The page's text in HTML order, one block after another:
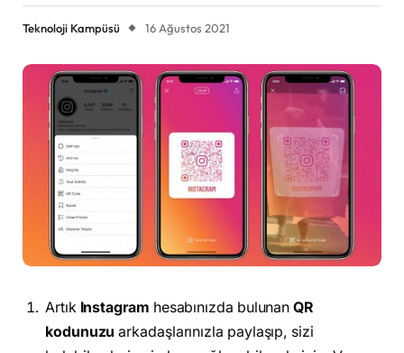
Teknoloji Kampüsü 16 Ağustos 2021
Artık Instagram hesabınızda bulunanQR
kodunuzu arkadaşlarınızla paylaşıp, sizi